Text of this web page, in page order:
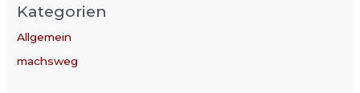
Kategorien
Allgemein
machsweg